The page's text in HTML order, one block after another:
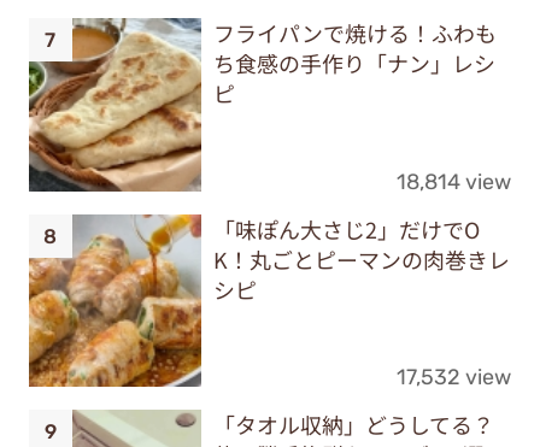
フライパンで焼ける！ふわも
ち食感の手作り「ナン」レシ
ピ
18,814 view
「味ぽん大さじ2」だけでO
K！丸ごとピーマンの肉巻きレ
シピ
17,532 view
「タオル収納」どうしてる？